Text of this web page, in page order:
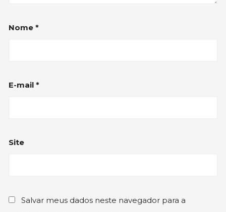
Nome*
E-mail*
Site
Salvar meus dados neste navegador para a